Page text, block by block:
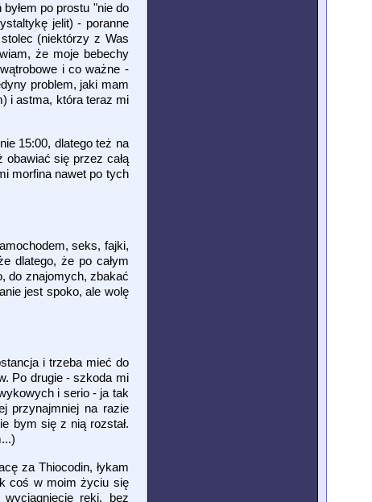
po prostu "nie do
jelit) - poranne
(niektórzy z Was
że moje bebechy
i co ważne -
problem, jaki mam
i astma, która teraz mi
15:00, dlatego też na
się przez całą
morfina nawet po tych
seks, fajki,
dlatego, że po całym
do znajomych, zbakać
jest spoko, ale wolę
i trzeba mieć do
Po drugie - szkoda mi
i serio - ja tak
przynajmniej na razie
bym się z nią rozstał.
za Thiocodin, łykam
coś w moim życiu się
ręki, bez